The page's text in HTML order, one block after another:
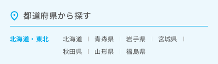
都道府県から探す
北海道 ・ 東北 北海道 青森県 岩手県
宮城県
秋田県
山形県
福島県